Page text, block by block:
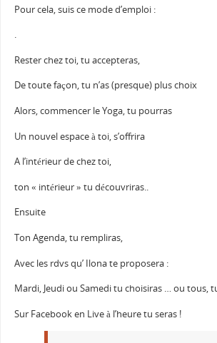
Pour cela, suis ce mode d’emploi :
.
Rester chez toi, tu accepteras,
De toute façon, tu n’as (presque) plus choix
Alors, commencer le Yoga, tu pourras
Un nouvel espace à toi, s’offrira
A l’intérieur de chez toi,
ton « intérieur » tu découvriras..
Ensuite
Ton Agenda, tu rempliras,
Avec les rdvs qu’ Ilona te proposera :
Mardi, Jeudi ou Samedi tu choisiras … ou tous,
Sur Facebook en Live à l’heure tu seras !